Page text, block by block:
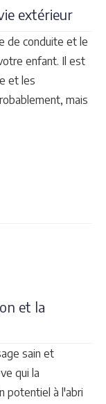
extérieur
de conduite et le
enfant. Il est
et les
mais
et la
sain et
qui la
potentiel à l'abri